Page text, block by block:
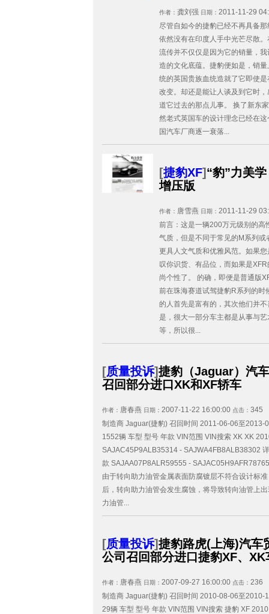
作者： 龚刘强 日期： 2011-11-29
尽管自如今的捷豹已经不再具备
依然没有在印度人手中光芒尽散
流传并不仅仅是因为它的销量，
造的文化底蕴。捷豹便如是，销
统的英国贵族血统造就了它即使
改变。却还是能让人谈及到它时
道它过去的那点儿事。 换了新东
然老式英国车的设计理念已经在
国汽车厂商逐一衰落...
[捷豹XF]“豹”力美
增压版
作者： 唐雪燕 日期： 2011-11-29
前言：这是一辆200万元级别的高
气质，但是不同于常见的M系列
更具人文气质和优雅风范。如果
叹你识货、有品位，而如果是
尚个性了。 的确，即便是普通版
前在珠海赛道试驾捷豹R系列的
的人首先是富有的，其次他们并
是，很大一部分车主都是从事与
等，所以很...
[质量投诉]捷豹（Jaguar）汽
召回部分进口XK和XF轿车
作者： 唐春燕 日期： 2007-11-22 16:00:00 点击： 345
制造商 Jaguar(捷豹) 召回时间 2011-06-06至2013-
1552辆 车型 型号 年款 VIN范围 VIN搜索 XK XK
SAJAC45P9ALB35314 - SAJWA4FB8ALB38302
款 SAJAA07P8ALR59555 -
由于转向助力油管金属表面防腐镀层不符合设计标
后，转向助力油管会发生腐蚀，将导致转向油管上
力油管...
[质量投诉]捷豹路虎(上海)汽车
公司召回部分进口捷豹XF、XK
作者： 唐春燕 日期： 2007-09-27 16:00:00 点击： 236
制造商 Jaguar(捷豹) 召回时间 2010-08-06至2010-
29辆 车型 型号 年款 VIN范围 VIN搜索 捷豹 XF 2010